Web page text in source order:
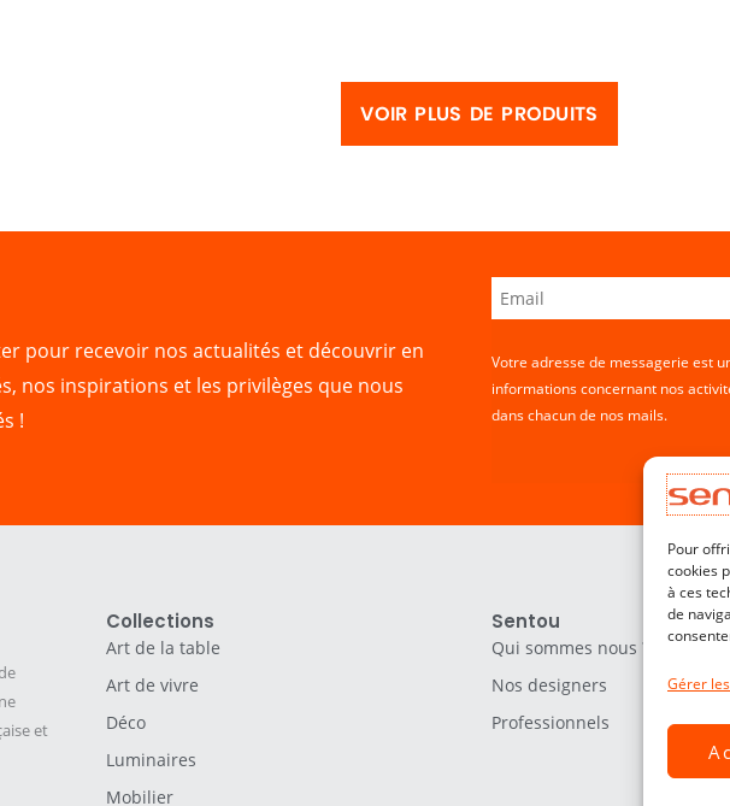
Pour
cookies
à ces
de
Gérer
VOIR PLUS DE PRODUITS
pour recevoir nos actualités et découvrir en
nos inspirations et les privilèges que nous
!
Votre adresse de messagerie est
informations concernant nos
dans chacun de nos mails.
et
Collections
Art de la table
Art de vivre
Déco
Luminaires
Mobilier
Sentou
Qui sommes nous ?
Nos designers
Professionnels